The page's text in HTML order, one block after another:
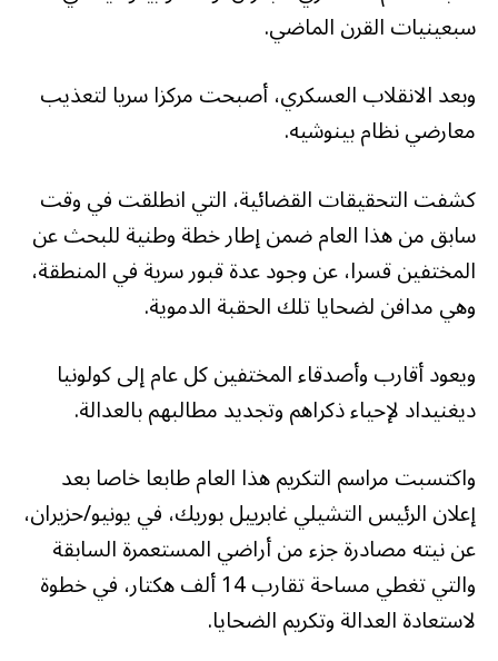
سبعينيات القرن الماضي.
وبعد الانقلاب العسكري، أصبحت مركزا سريا لتعذيب
معارضي نظام بينوشيه.
كشفت التحقيقات القضائية، التي انطلقت في وقت
سابق من هذا العام ضمن إطار خطة وطنية للبحث عن
المختفين قسرا، عن وجود عدة قبور سرية في المنطقة،
وهي مدافن لضحايا تلك الحقبة الدموية.
ويعود أقارب وأصدقاء المختفين كل عام إلى كولونيا
ديغنيداد لإحياء ذكراهم وتجديد مطالبهم بالعدالة.
واكتسبت مراسم التكريم هذا العام طابعا خاصا بعد
إعلان الرئيس التشيلي غابرييل بوريك، في يونيو/حزيران،
عن نيته مصادرة جزء من أراضي المستعمرة السابقة
والتي تغطي مساحة تقارب 14 ألف هكتار، في خطوة
لاستعادة العدالة وتكريم الضحايا.